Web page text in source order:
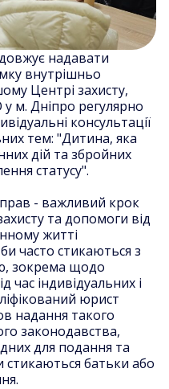
надавати
внутрішньо
Центрі захисту,
м. Дніпро регулярно
консультації
тем: "Дитина, яка
дій та збройних
статусу".
- важливий крок
та допомоги від
житті
часто стикаються з
зокрема щодо
час індивідуальних і
юрист
надання такого
законодавства,
для подання та
батьки або